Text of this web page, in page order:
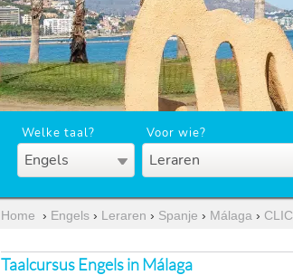
Welke taal?
Engels
Voor wie?
Leraren
Home › Engels› Leraren › Spanje › Málaga › CLIC
Taalcursus Engels in Málaga